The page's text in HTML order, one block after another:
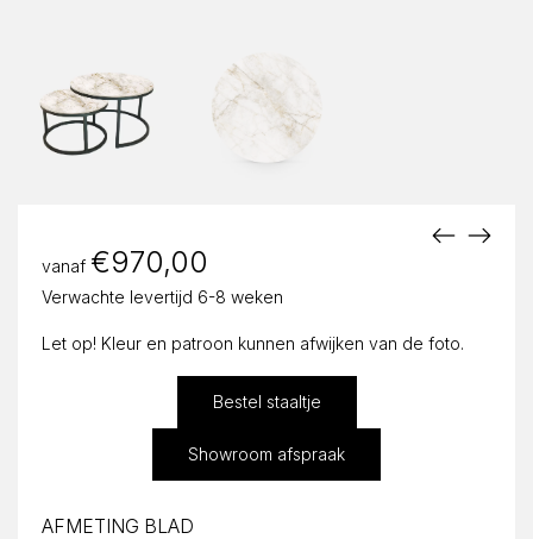
vanaf €970,00
Verwachte levertijd 6-8 weken
Let op! Kleur en patroon kunnen afwijken van de foto.
Bestel staaltje
Showroom afspraak
AFMETING BLAD